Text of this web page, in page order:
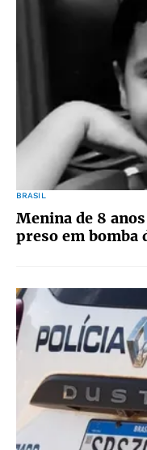
BRASIL
Menina de 8
preso em bomba